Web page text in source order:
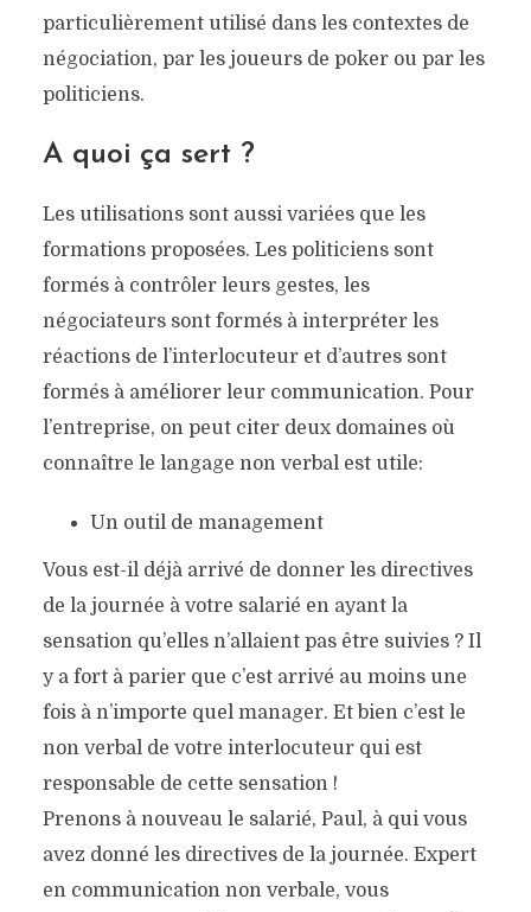
particulièrement utilisé dans les contextes de
négociation, par les joueurs de poker ou par les
politiciens.
A quoi ça sert ?
Les utilisations sont aussi variées que les
formations proposées. Les politiciens sont
formés à contrôler leurs gestes, les
négociateurs sont formés à interpréter les
réactions de l’interlocuteur et d’autres sont
formés à améliorer leur communication. Pour
l’entreprise, on peut citer deux domaines où
connaître le langage non verbal est utile:
Un outil de management
Vous est-il déjà arrivé de donner les directives
de la journée à votre salarié en ayant la
sensation qu’elles n’allaient pas être suivies ? Il
y a fort à parier que c’est arrivé au moins une
fois à n’importe quel manager. Et bien c’est le
non verbal de votre interlocuteur qui est
responsable de cette sensation !
Prenons à nouveau le salarié, Paul, à qui vous
avez donné les directives de la journée. Expert
en communication non verbale, vous